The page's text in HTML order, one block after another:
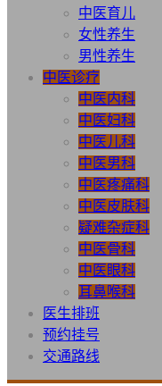
中医育儿
女性养生
男性养生
中医诊疗
中医内科
中医妇科
中医儿科
中医男科
中医疼痛科
中医皮肤科
疑难杂症科
中医骨科
中医眼科
耳鼻喉科
医生排班
预约挂号
交通路线